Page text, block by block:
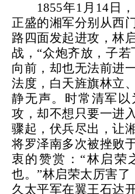
1855年1月14日
正盛的湘军分别从西
路四面发起进攻，林
战，“众炮齐放，子
向前，却也无法前进
法度，白天旌旗林立
静无声。时常清军
攻，却不想只要一进
骤起，伏兵尽出，让
将罗泽南多次被挫败
衷的赞赏：“林启荣
也。”林启荣太厉害
久太平军在翼王石达